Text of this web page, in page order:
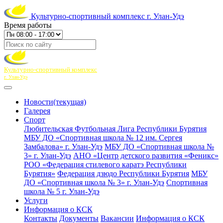
Культурно-спортивный комплекс г. Улан-Удэ
Время работы
Культурно-спортивный комплекс
г. Улан-Удэ
Новости(текущая)
Галерея
Спорт
Любительская Футбольная Лига Республики Бурятия
МБУ ДО «Спортивная школа № 12 им. Сергея
Замбалова» г. Улан-Удэ МБУ ДО «Спортивная школа №
3» г. Улан-Удэ АНО «Центр детского развития «Феникс»
РОО «Федерация стилевого каратэ Республики
Бурятия» Федерация дзюдо Республики Бурятия МБУ
ДО «Спортивная школа № 3» г. Улан-Удэ Спортивная
школа № 5 г. Улан-Удэ
Услуги
Информация о КСК
Контакты Документы Вакансии Информация о КСК